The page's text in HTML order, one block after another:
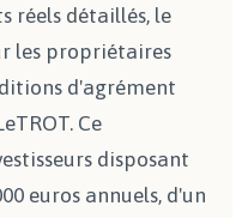
réels détaillés, le
les propriétaires
d'agrément
Ce
disposant
euros annuels, d'un